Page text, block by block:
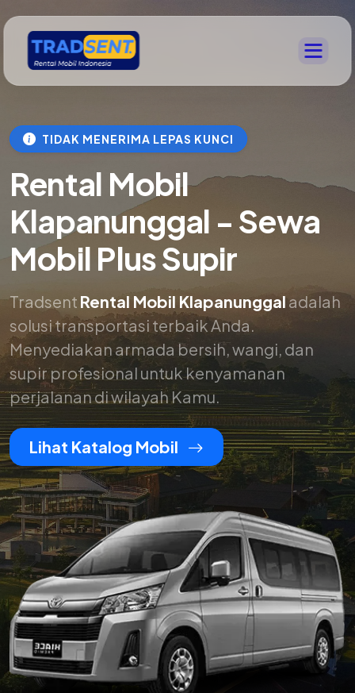
TIDAK MENERIMA LEPAS KUNCI
Rental Mobil
Klapanunggal - Sewa
Mobil Plus Supir
Tradsent Rental Mobil Klapanunggal adalah
solusi transportasi terbaik Anda.
Menyediakan armada bersih, wangi, dan
supir profesional untuk kenyamanan
perjalanan di wilayah Kamu.
Lihat Katalog Mobil